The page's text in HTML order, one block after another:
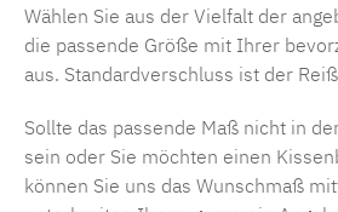
Wählen Sie aus der Vielfalt der
die passende Größe mit Ihrer
aus. Standardverschluss ist der
Sollte das passende Maß nicht in
sein oder Sie möchten einen
können Sie uns das Wunschmaß